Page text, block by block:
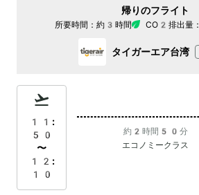
帰りのフライト
所要時間： 約3時間 CO2排出量：
タイガーエア台湾
11:
50
〜
12:
10
約2時間50分
エコノミークラス